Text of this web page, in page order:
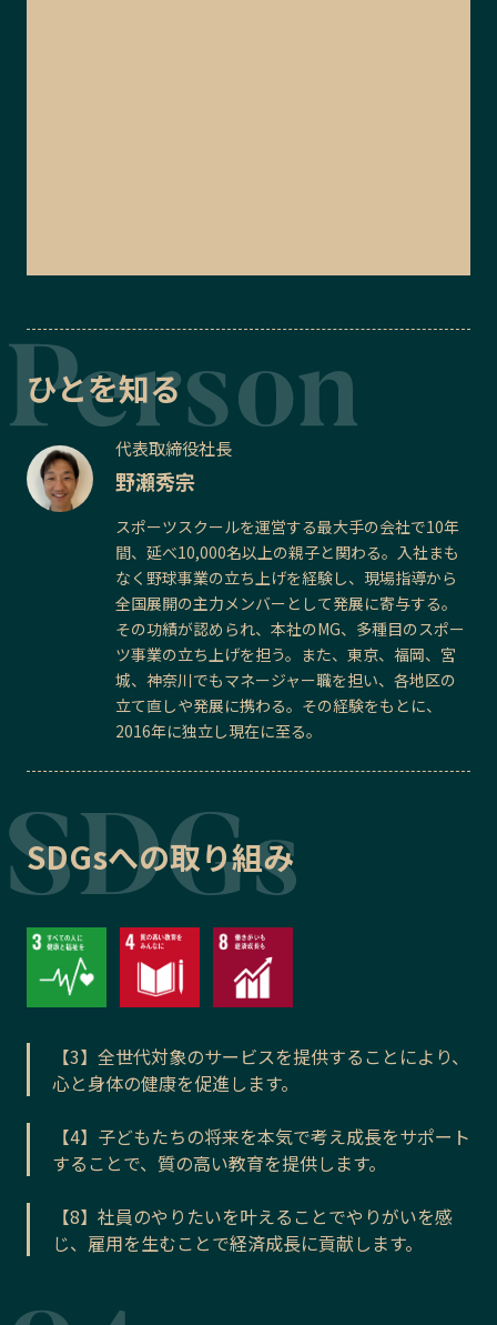
ひとを知る
代表取締役社長
野瀬秀宗
スポーツスクールを運営する最大手の会社で10年
間、延べ10,000名以上の親子と関わる。入社まも
なく野球事業の立ち上げを経験し、現場指導から
全国展開の主力メンバーとして発展に寄与する。
その功績が認められ、本社のMG、多種目のスポー
ツ事業の立ち上げを担う。また、東京、福岡、宮
城、神奈川でもマネージャー職を担い、各地区の
立て直しや発展に携わる。その経験をもとに、
2016年に独立し現在に至る。
SDGsへの取り組み
【3】全世代対象のサービスを提供することにより、
心と身体の健康を促進します。
【4】子どもたちの将来を本気で考え成長をサポート
することで、質の高い教育を提供します。
【8】社員のやりたいを叶えることでやりがいを感
じ、雇用を生むことで経済成長に貢献します。